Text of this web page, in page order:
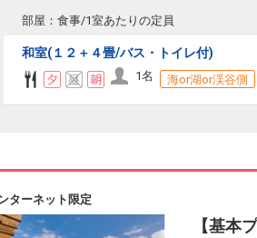
部屋：食事/1室あたりの定員
和室(１２＋４畳/バス・トイレ付)
1名 海or湖or渓谷側
ターネット限定
【基本